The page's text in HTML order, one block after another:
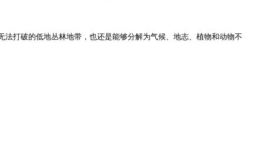
打破的低地丛林地带，也还是能够分解为气候、地志、植物和动物不